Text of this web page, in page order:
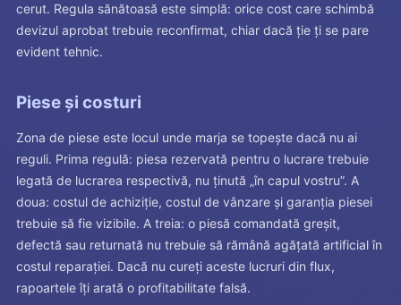
cerut. Regula sănătoasă este simplă: orice cost care schimbă
devizul aprobat trebuie reconfirmat, chiar dacă ție ți se pare
evident tehnic.
Piese și costuri
Zona de piese este locul unde marja se topește dacă nu ai
reguli. Prima regulă: piesa rezervată pentru o lucrare trebuie
legată de lucrarea respectivă, nu ținută „în capul vostru”. A
doua: costul de achiziție, costul de vânzare și garanția piesei
trebuie să fie vizibile. A treia: o piesă comandată greșit,
defectă sau returnată nu trebuie să rămână agățată artificial în
costul reparației. Dacă nu cureți aceste lucruri din flux,
rapoartele îți arată o profitabilitate falsă.